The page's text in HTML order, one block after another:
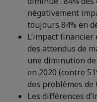
négativement
toujours 84% en
L’impact
des attendus de
une diminution
en 2020 (contre
des problèmes de
Les différences